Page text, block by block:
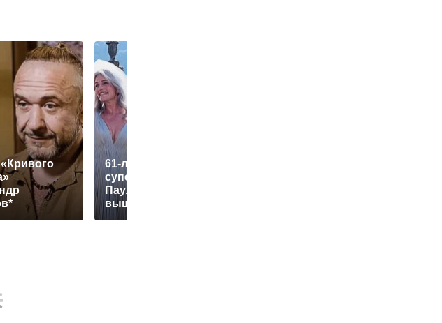
фанатов
61-летняя
супермодель
Паулина Поризкова
вышла замуж